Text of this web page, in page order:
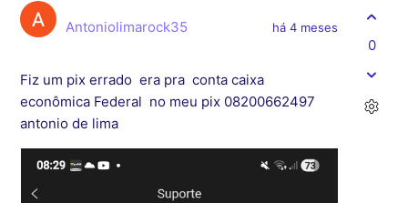
Antoniolimarock35 há 4 meses
Fiz um pix errado era pra conta caixa
econômica Federal no meu pix 08200662497
antonio de lima
0